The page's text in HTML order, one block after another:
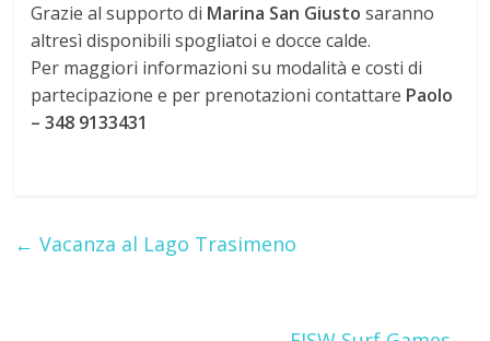
Grazie al supporto di Marina San Giusto saranno
altresì disponibili spogliatoi e docce calde.
Per maggiori informazioni su modalità e costi di
partecipazione e per prenotazioni contattare Paolo
– 348 9133431
← Vacanza al Lago Trasimeno